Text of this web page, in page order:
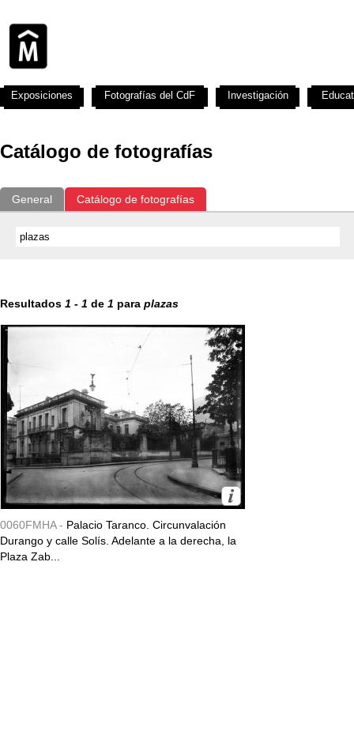
Catálogo de fotografías
General Catálogo de fotografías
Resultados 1 - 1 de 1 para plazas
0060FMHA - Palacio Taranco. Circunvalación
Durango y calle Solís. Adelante a la derecha, la
Plaza Zab...
Exposiciones Fotografías del CdF Investigación